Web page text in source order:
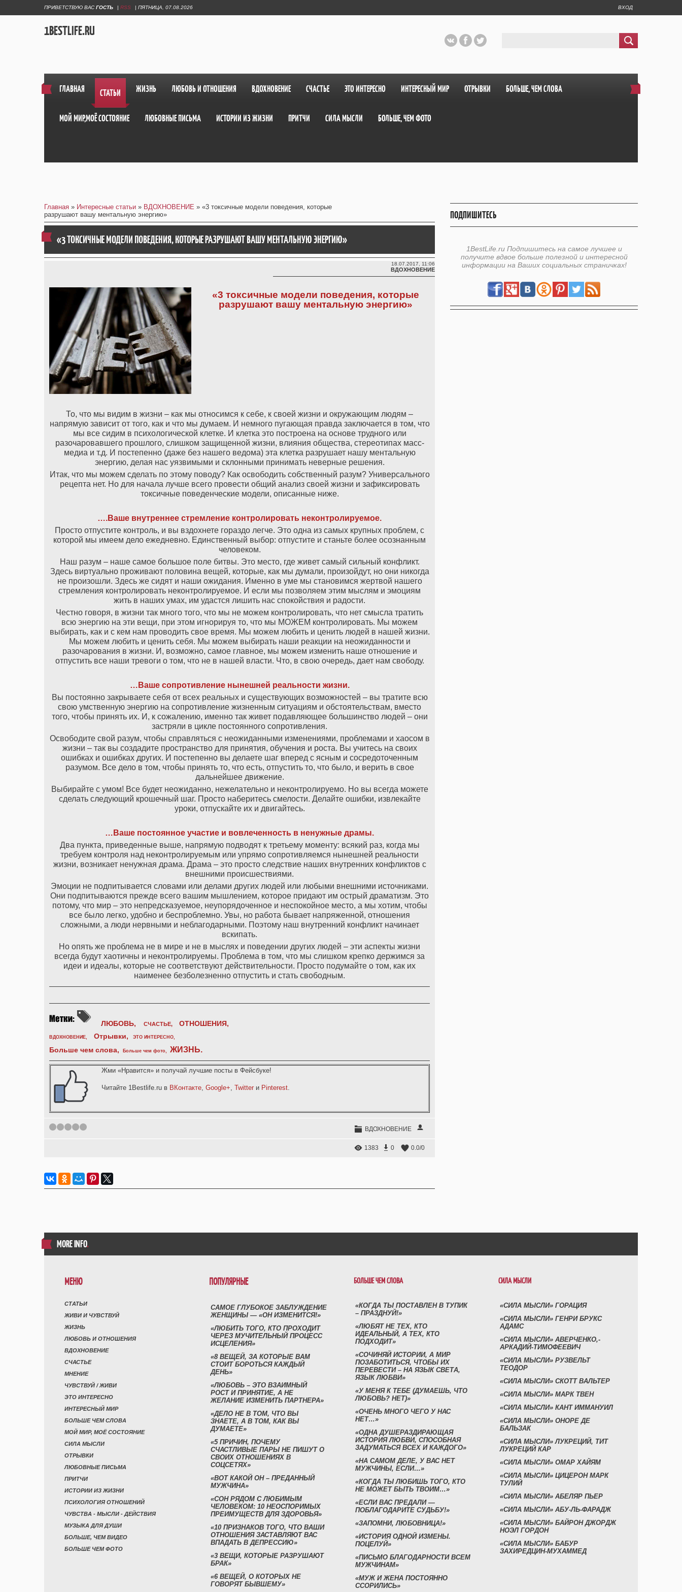
ПРИВЕТСТВУЮ ВАС ГОСТЬ | RSS | ПЯТНИЦА, 07.08.2026 ВХОД
1BESTLIFE.RU
ГЛАВНАЯ СТАТЬИ ЖИЗНЬ ЛЮБОВЬ И ОТНОШЕНИЯ ВДОХНОВЕНИЕ СЧАСТЬЕ ЭТО ИНТЕРЕСНО ИНТЕРЕСНЫЙ МИР ОТРЫВКИ БОЛЬШЕ, ЧЕМ СЛОВА
МОЙ МИР,МОЁ СОСТОЯНИЕ ЛЮБОВНЫЕ ПИСЬМА ИСТОРИИ ИЗ ЖИЗНИ ПРИТЧИ СИЛА МЫСЛИ БОЛЬШЕ, ЧЕМ ФОТО
Главная » Интересные статьи » ВДОХНОВЕНИЕ » «3 токсичные модели поведения, которые
разрушают вашу ментальную энергию»
«3 ТОКСИЧНЫЕ МОДЕЛИ ПОВЕДЕНИЯ, КОТОРЫЕ РАЗРУШАЮТ ВАШУ МЕНТАЛЬНУЮ ЭНЕРГИЮ»
18.07.2017, 11:06
ВДОХНОВЕНИЕ
«3 токсичные модели поведения, которые
разрушают вашу ментальную энергию»
То, что мы видим в жизни – как мы относимся к себе, к своей жизни и окружающим людям –
напрямую зависит от того, как и что мы думаем. И немного пугающая правда заключается в том, что
мы все сидим в психологической клетке. И клетка это построена на основе трудного или
разочаровавшего прошлого, слишком защищенной жизни, влияния общества, стереотипах масс-
медиа и т.д. И постепенно (даже без нашего ведома) эта клетка разрушает нашу ментальную
энергию, делая нас уязвимыми и склонными принимать неверные решения.
Итак, что мы можем сделать по этому поводу? Как освободить собственный разум? Универсального
рецепта нет. Но для начала лучше всего провести общий анализ своей жизни и зафиксировать
токсичные поведенческие модели, описанные ниже.
….Ваше внутреннее стремление контролировать неконтролируемое.
Просто отпустите контроль, и вы вздохнете гораздо легче. Это одна из самых крупных проблем, с
которой мы имеем дело ежедневно. Единственный выбор: отпустите и станьте более осознанным
человеком.
Наш разум – наше самое большое поле битвы. Это место, где живет самый сильный конфликт.
Здесь виртуально проживают половина вещей, которые, как мы думали, произойдут, но они никогда
не произошли. Здесь же сидят и наши ожидания. Именно в уме мы становимся жертвой нашего
стремления контролировать неконтролируемое. И если мы позволяем этим мыслям и эмоциям
жить в наших умах, им удастся лишить нас спокойствия и радости.
Честно говоря, в жизни так много того, что мы не можем контролировать, что нет смысла тратить
всю энергию на эти вещи, при этом игнорируя то, что мы МОЖЕМ контролировать. Мы можем
выбирать, как и с кем нам проводить свое время. Мы можем любить и ценить людей в нашей жизни.
Мы можем любить и ценить себя. Мы можем выбирать наши реакции на неожиданности и
разочарования в жизни. И, возможно, самое главное, мы можем изменить наше отношение и
отпустить все наши тревоги о том, что не в нашей власти. Что, в свою очередь, дает нам свободу.
…Ваше сопротивление нынешней реальности жизни.
Вы постоянно закрываете себя от всех реальных и существующих возможностей – вы тратите всю
свою умственную энергию на сопротивление жизненным ситуациям и обстоятельствам, вместо
того, чтобы принять их. И, к сожалению, именно так живет подавляющее большинство людей – они
застряли в цикле постоянного сопротивления.
Освободите свой разум, чтобы справляться с неожиданными изменениями, проблемами и хаосом в
жизни – так вы создадите пространство для принятия, обучения и роста. Вы учитесь на своих
ошибках и ошибках других. И постепенно вы делаете шаг вперед с ясным и сосредоточенным
разумом. Все дело в том, чтобы принять то, что есть, отпустить то, что было, и верить в свое
дальнейшее движение.
Выбирайте с умом! Все будет неожиданно, нежелательно и неконтролируемо. Но вы всегда можете
сделать следующий крошечный шаг. Просто наберитесь смелости. Делайте ошибки, извлекайте
уроки, отпускайте их и двигайтесь.
…Ваше постоянное участие и вовлеченность в ненужные драмы.
Два пункта, приведенные выше, напрямую подводят к третьему моменту: всякий раз, когда мы
требуем контроля над неконтролируемым или упрямо сопротивляемся нынешней реальности
жизни, возникает ненужная драма. Драма – это просто следствие наших внутренних конфликтов с
внешними происшествиями.
Эмоции не подпитывается словами или делами других людей или любыми внешними источниками.
Они подпитываются прежде всего вашим мышлением, которое придают им острый драматизм. Это
потому, что мир – это непредсказуемое, неупорядоченное и неспокойное место, а мы хотим, чтобы
все было легко, удобно и беспроблемно. Увы, но работа бывает напряженной, отношения
сложными, а люди нервными и неблагодарными. Поэтому наш внутренний конфликт начинает
вскипать.
Но опять же проблема не в мире и не в мыслях и поведении других людей – эти аспекты жизни
всегда будут хаотичны и неконтролируемы. Проблема в том, что мы слишком крепко держимся за
идеи и идеалы, которые не соответствуют действительности. Просто подумайте о том, как их
наименее безболезненно отпустить и стать свободным.
ЛЮБОВЬ, СЧАСТЬЕ, ОТНОШЕНИЯ,
ВДОХНОВЕНИЕ, Отрывки, ЭТО ИНТЕРЕСНО,
Больше чем слова, Больше чем фото, ЖИЗНЬ.
Жми «Нравится» и получай лучшие посты в Фейсбуке!
Читайте 1Bestlife.ru в ВКонтакте, Google+, Twitter и Pinterest.
1 2 3 4 ВДОХНОВЕНИЕ
1383 0 0.0/0
ПОДПИШИТЕСЬ
1BestLife.ru Подпишитесь на самое лучшее и
получите вдвое больше полезной и интересной
информации на Ваших социальных страничках!
MORE INFO.
МЕНЮ
СТАТЬИ
ЖИВИ И ЧУВСТВУЙ
ЖИЗНЬ
ЛЮБОВЬ И ОТНОШЕНИЯ
ВДОХНОВЕНИЕ
СЧАСТЬЕ
МНЕНИЕ
ЧУВСТВУЙ / ЖИВИ
ЭТО ИНТЕРЕСНО
ИНТЕРЕСНЫЙ МИР
БОЛЬШЕ ЧЕМ СЛОВА
МОЙ МИР, МОЁ СОСТОЯНИЕ
СИЛА МЫСЛИ
ОТРЫВКИ
ЛЮБОВНЫЕ ПИСЬМА
ПРИТЧИ
ИСТОРИИ ИЗ ЖИЗНИ
ПСИХОЛОГИЯ ОТНОШЕНИЙ
ЧУВСТВА - МЫСЛИ - ДЕЙСТВИЯ
МУЗЫКА ДЛЯ ДУШИ
БОЛЬШЕ, ЧЕМ ВИДЕО
БОЛЬШЕ ЧЕМ ФОТО
ПОПУЛЯРНЫЕ
САМОЕ ГЛУБОКОЕ ЗАБЛУЖДЕНИЕ
ЖЕНЩИНЫ — «ОН ИЗМЕНИТСЯ!»
«ЛЮБИТЬ ТОГО, КТО ПРОХОДИТ
ЧЕРЕЗ МУЧИТЕЛЬНЫЙ ПРОЦЕСС
ИСЦЕЛЕНИЯ»
«8 ВЕЩЕЙ, ЗА КОТОРЫЕ ВАМ
СТОИТ БОРОТЬСЯ КАЖДЫЙ
ДЕНЬ»
«ЛЮБОВЬ – ЭТО ВЗАИМНЫЙ
РОСТ И ПРИНЯТИЕ, А НЕ
ЖЕЛАНИЕ ИЗМЕНИТЬ ПАРТНЕРА»
«ДЕЛО НЕ В ТОМ, ЧТО ВЫ
ЗНАЕТЕ, А В ТОМ, КАК ВЫ
ДУМАЕТЕ»
«5 ПРИЧИН, ПОЧЕМУ
СЧАСТЛИВЫЕ ПАРЫ НЕ ПИШУТ О
СВОИХ ОТНОШЕНИЯХ В
СОЦСЕТЯХ»
«ВОТ КАКОЙ ОН – ПРЕДАННЫЙ
МУЖЧИНА»
«СОН РЯДОМ С ЛЮБИМЫМ
ЧЕЛОВЕКОМ: 10 НЕОСПОРИМЫХ
ПРЕИМУЩЕСТВ ДЛЯ ЗДОРОВЬЯ»
«10 ПРИЗНАКОВ ТОГО, ЧТО ВАШИ
ОТНОШЕНИЯ ЗАСТАВЛЯЮТ ВАС
ВПАДАТЬ В ДЕПРЕССИЮ»
«3 ВЕЩИ, КОТОРЫЕ РАЗРУШАЮТ
БРАК»
«6 ВЕЩЕЙ, О КОТОРЫХ НЕ
ГОВОРЯТ БЫВШЕМУ»
БОЛЬШЕ ЧЕМ СЛОВА
«КОГДА ТЫ ПОСТАВЛЕН В ТУПИК
– ПРАЗДНУЙ!»
«ЛЮБЯТ НЕ ТЕХ, КТО
ИДЕАЛЬНЫЙ, А ТЕХ, КТО
ПОДХОДИТ»
«СОЧИНЯЙ ИСТОРИИ, А МИР
ПОЗАБОТИТЬСЯ, ЧТОБЫ ИХ
ПЕРЕВЕСТИ – НА ЯЗЫК СВЕТА,
ЯЗЫК ЛЮБВИ»
«У МЕНЯ К ТЕБЕ (ДУМАЕШЬ, ЧТО
ЛЮБОВЬ? НЕТ)»
«ОЧЕНЬ МНОГО ЧЕГО У НАС
НЕТ…»
«ОДНА ДУШЕРАЗДИРАЮЩАЯ
ИСТОРИЯ ЛЮБВИ, СПОСОБНАЯ
ЗАДУМАТЬСЯ ВСЕХ И КАЖДОГО»
«НА САМОМ ДЕЛЕ, У ВАС НЕТ
МУЖЧИНЫ, ЕСЛИ…»
«КОГДА ТЫ ЛЮБИШЬ ТОГО, КТО
НЕ МОЖЕТ БЫТЬ ТВОИМ…»
«ЕСЛИ ВАС ПРЕДАЛИ —
ПОБЛАГОДАРИТЕ СУДЬБУ!»
«ЗАПОМНИ, ЛЮБОВНИЦА!»
«ИСТОРИЯ ОДНОЙ ИЗМЕНЫ.
ПОЦЕЛУЙ»
«ПИСЬМО БЛАГОДАРНОСТИ ВСЕМ
МУЖЧИНАМ»
«МУЖ И ЖЕНА ПОСТОЯННО
ССОРИЛИСЬ»
СИЛА МЫСЛИ
«СИЛА МЫСЛИ» ГОРАЦИЯ
«СИЛА МЫСЛИ» ГЕНРИ БРУКС
АДАМС
«СИЛА МЫСЛИ» АВЕРЧЕНКО,-
АРКАДИЙ-ТИМОФЕЕВИЧ
«СИЛА МЫСЛИ» РУЗВЕЛЬТ
ТЕОДОР
«СИЛА МЫСЛИ» СКОТТ ВАЛЬТЕР
«СИЛА МЫСЛИ» МАРК ТВЕН
«СИЛА МЫСЛИ» КАНТ ИММАНУИЛ
«СИЛА МЫСЛИ» ОНОРЕ ДЕ
БАЛЬЗАК
«СИЛА МЫСЛИ» ЛУКРЕЦИЙ, ТИТ
ЛУКРЕЦИЙ КАР
«СИЛА МЫСЛИ» ОМАР ХАЙЯМ
«СИЛА МЫСЛИ» ЦИЦЕРОН МАРК
ТУЛИЙ
«СИЛА МЫСЛИ» АБЕЛЯР ПЬЕР
«СИЛА МЫСЛИ» АБУ-ЛЬ-ФАРАДЖ
«СИЛА МЫСЛИ» БАЙРОН ДЖОРДЖ
НОЭЛ ГОРДОН
«СИЛА МЫСЛИ» БАБУР
ЗАХИРЕДЦИН-МУХАММЕД